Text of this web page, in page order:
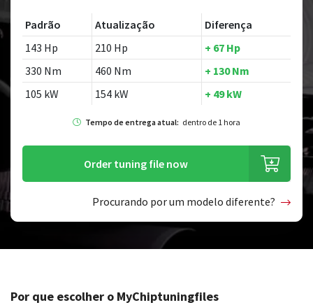
Padrão Atualização
Diferença
143 Hp
210 Hp
+ 67 Hp
330 Nm
460 Nm
+ 130 Nm
105 kW
154 kW + 49 kW
Tempo de entrega atual: dentro de 1 hora
Order tuning file now
Procurando por um modelo diferente?
Por que escolher o MyChiptuningfiles